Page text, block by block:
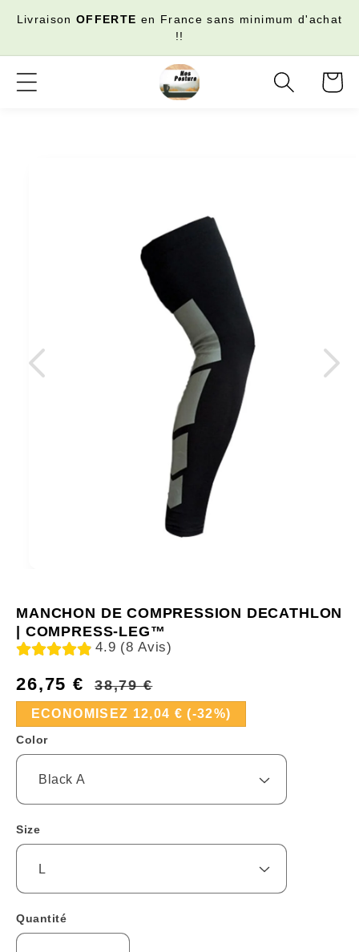
LivraisonOFFERTE en France sans minimum d'achat
!!
Panier
MANCHON DE COMPRESSION DECATHLON
| COMPRESS-LEG™
4.9 (8 Avis)
habituel
38,79 €
soldé
26,75 €
ECONOMISEZ 12,04 € (-32%)
Color
Size
Quantité